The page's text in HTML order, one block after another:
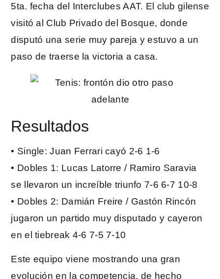
5ta. fecha del Interclubes AAT. El club gilense
visitó al Club Privado del Bosque, donde
disputó una serie muy pareja y estuvo a un
paso de traerse la victoria a casa.
Resultados
• Single: Juan Ferrari cayó 2-6 1-6
• Dobles 1: Lucas Latorre / Ramiro Saravia
se llevaron un increíble triunfo 7-6 6-7 10-8
• Dobles 2: Damián Freire / Gastón Rincón
jugaron un partido muy disputado y cayeron
en el tiebreak 4-6 7-5 7-10
Este equipo viene mostrando una gran
evolución en la competencia, de hecho